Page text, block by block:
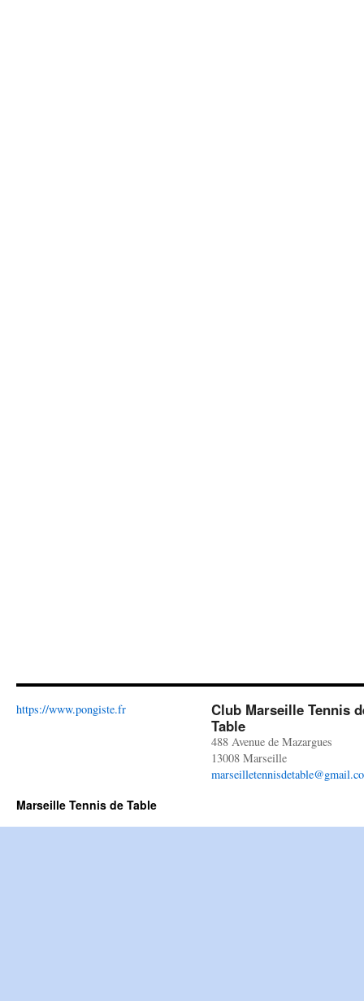
https://www.pongiste.fr
Club Marseille Tennis
Table
488 Avenue de Mazargues
13008 Marseille
Marseille Tennis de Table